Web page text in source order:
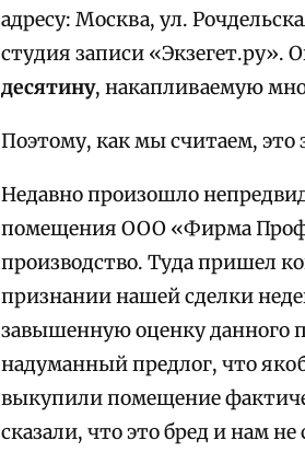
адресу: Москва, ул.
студия записи «Экзегет.ру».
десятину, накапливаемую
Поэтому, как мы считаем, это
Недавно произошло
помещения ООО «Фирма
производство. Туда пришел
признании нашей сделки
завышенную оценку данного
надуманный предлог, что
выкупили помещение
сказали, что это бред и нам